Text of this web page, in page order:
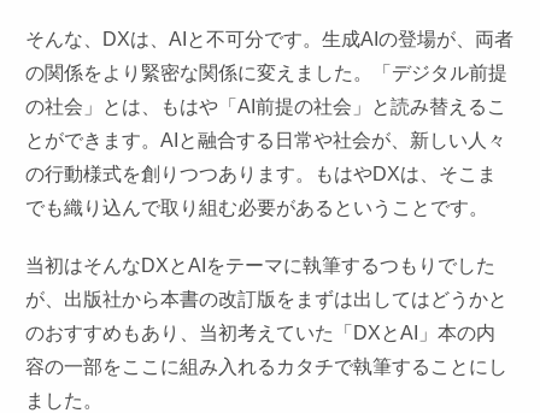
そんな、DXは、AIと不可分です。生成AIの登場が、両者
の関係をより緊密な関係に変えました。「デジタル前提
の社会」とは、もはや「AI前提の社会」と読み替えるこ
とができます。AIと融合する日常や社会が、新しい人々
の行動様式を創りつつあります。もはやDXは、そこま
でも織り込んで取り組む必要があるということです。
当初はそんなDXとAIをテーマに執筆するつもりでした
が、出版社から本書の改訂版をまずは出してはどうかと
のおすすめもあり、当初考えていた「DXとAI」本の内
容の一部をここに組み入れるカタチで執筆することにし
ました。